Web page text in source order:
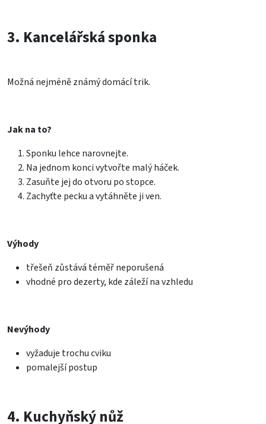
3. Kancelářská sponka
Možná nejméně známý domácí trik.
Jak na to?
Sponku lehce narovnejte.
Na jednom konci vytvořte malý háček.
Zasuňte jej do otvoru po stopce.
Zachyťte pecku a vytáhněte ji ven.
Výhody
třešeň zůstává téměř neporušená
vhodné pro dezerty, kde záleží na vzhledu
Nevýhody
vyžaduje trochu cviku
pomalejší postup
4. Kuchyňský nůž